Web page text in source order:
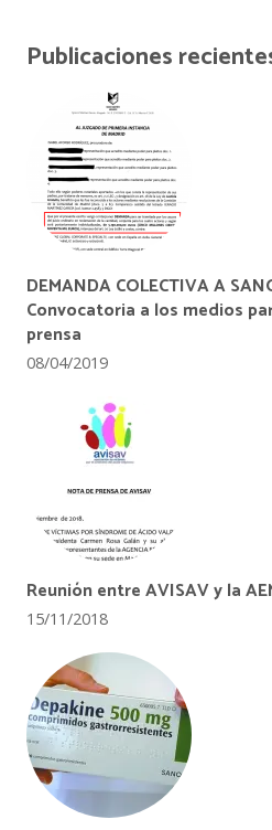
Publicaciones
DEMANDA COLECTIVA A
Convocatoria a los medios
prensa
08/04/2019
Reunión entre AVISAV y la
15/11/2018